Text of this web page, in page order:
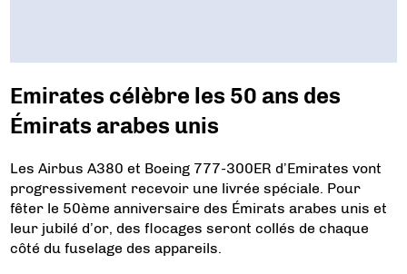
Emirates célèbre les 50 ans des
Émirats arabes unis
Les Airbus A380 et Boeing 777-300ER d’Emirates vont
progressivement recevoir une livrée spéciale. Pour
fêter le 50ème anniversaire des Émirats arabes unis et
leur jubilé d’or, des flocages seront collés de chaque
côté du fuselage des appareils.